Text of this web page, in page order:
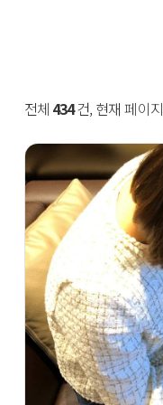
전체 434건, 현재 페이지